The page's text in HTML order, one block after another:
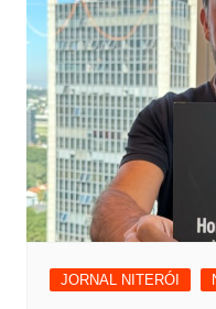
JORNAL NITERÓI